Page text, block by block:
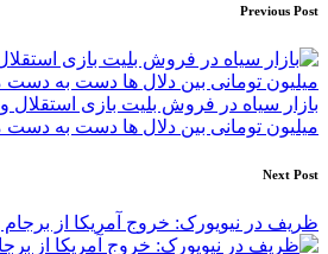
Post
navigation
Previous Post
میلیون تومانی بین دلال ها دست به
Next Post
ظریف در نیویورک: خروج آمریکا از